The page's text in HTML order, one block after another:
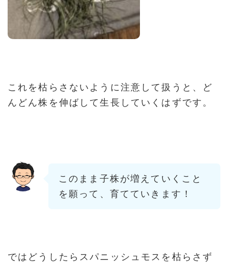
これを枯らさないように注意して扱うと、ど
んどん株を伸ばして生長していくはずです。
このまま子株が増えていくこと
を願って、育てていきます！
ではどうしたらスパニッシュモスを枯らさず